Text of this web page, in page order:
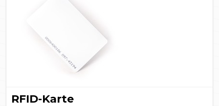
RFID-Karte